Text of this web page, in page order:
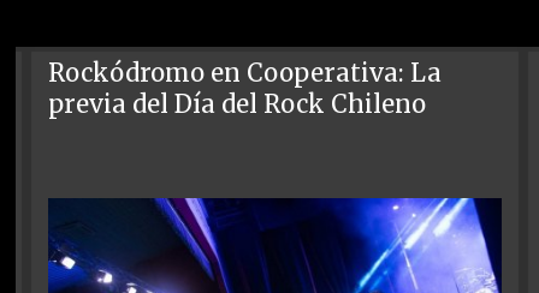
Rockódromo en Cooperativa: La
previa del Día del Rock Chileno